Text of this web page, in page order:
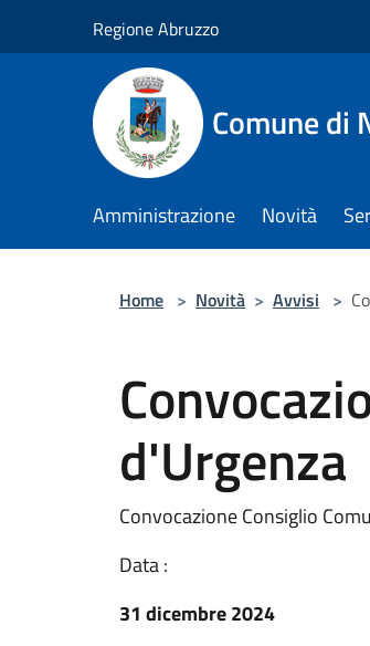
Regione Abruzzo
Comune di
Amministrazione Novità
Home > Novità > Avvisi >
d'Urgenza
Convocazione Consiglio
Data :
31 dicembre 2024